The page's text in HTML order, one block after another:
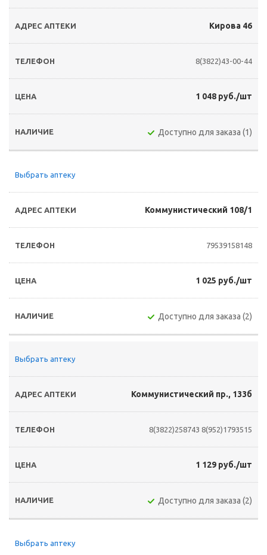
Кирова 46
8(3822)43-00-44
1 048 руб./шт
Доступно для заказа (1)
Выбрать аптеку
Коммунистический 108/1
79539158148
1 025 руб./шт
Доступно для заказа (2)
Выбрать аптеку
Коммунистический пр., 133б
8(3822)258743 8(952)1793515
1 129 руб./шт
Доступно для заказа (2)
Выбрать аптеку